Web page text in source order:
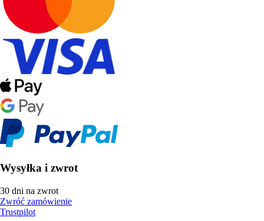
Wysyłka i zwrot
30 dni na zwrot
Zwróć zamówienie
Trustpilot